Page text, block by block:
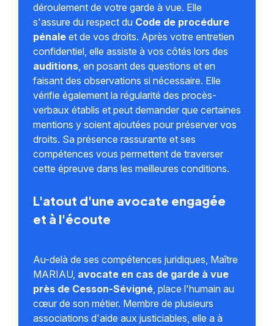
déroulement de votre garde à vue. Elle
s'assure du respect du Code de procédure
pénaleet de vos droits. Après votre entretien
confidentiel, elle assiste à vos côtés lors des
auditions, en posant des questions et en
faisant des observations si nécessaire. Elle
vérifie également la régularité des procès-
verbaux établis et peut demander que certaines
mentions y soient ajoutées pour préserver vos
droits. Sa présence rassurante et ses
compétences vous permettent de traverser
cette épreuve dans les meilleures conditions.
L'atout d'une avocate engagée
et à l'écoute
Au-delà de ses compétences juridiques, Maître
MARIAU, avocate en cas de garde à vue
près de Cesson-Sévigné, place l'humain au
cœur de son métier. Membre de plusieurs
associations d'aide aux justiciables, elle a à